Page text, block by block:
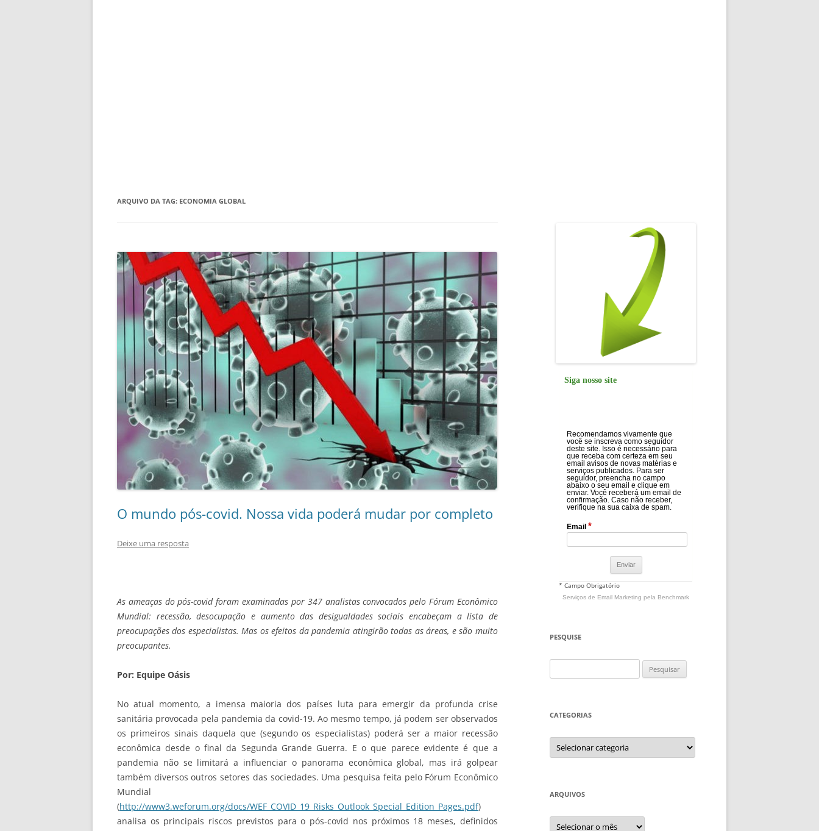
ARQUIVO DA TAG: ECONOMIA GLOBAL
O mundo pós-covid. Nossa vida poderá mudar por completo
Deixe uma resposta
As ameaças do pós-covid foram examinadas por 347 analistas convocados pelo Fórum Econômico
Mundial: recessão, desocupação e aumento das desigualdades sociais encabeçam a lista de
preocupações dos especialistas. Mas os efeitos da pandemia atingirão todas as áreas, e são muito
preocupantes.
Por: Equipe Oásis
No atual momento, a imensa maioria dos países luta para emergir da profunda crise
sanitária provocada pela pandemia da covid-19. Ao mesmo tempo, já podem ser observados
os primeiros sinais daquela que (segundo os especialistas) poderá ser a maior recessão
econômica desde o final da Segunda Grande Guerra. E o que parece evidente é que a
pandemia não se limitará a influenciar o panorama econômica global, mas irá golpear
também diversos outros setores das sociedades. Uma pesquisa feita pelo Fórum Econômico
Mundial
(http://www3.weforum.org/docs/WEF_COVID_19_Risks_Outlook_Special_Edition_Pages.pdf)
analisa os principais riscos previstos para o pós-covid nos próximos 18 meses, definidos
Siga nosso site
Recomendamos vivamente que
você se inscreva como seguidor
deste site. Isso é necessário para
que receba com certeza em seu
email avisos de novas matérias e
serviços publicados. Para ser
seguidor, preencha no campo
abaixo o seu email e clique em
enviar. Você receberá um email de
confirmação. Caso não receber,
verifique na sua caixa de spam.
Email *
* Campo Obrigatório
Serviços de Email Marketing pela Benchmark
PESQUISE
por:
CATEGORIAS
Categorias
ARQUIVOS
Arquivos